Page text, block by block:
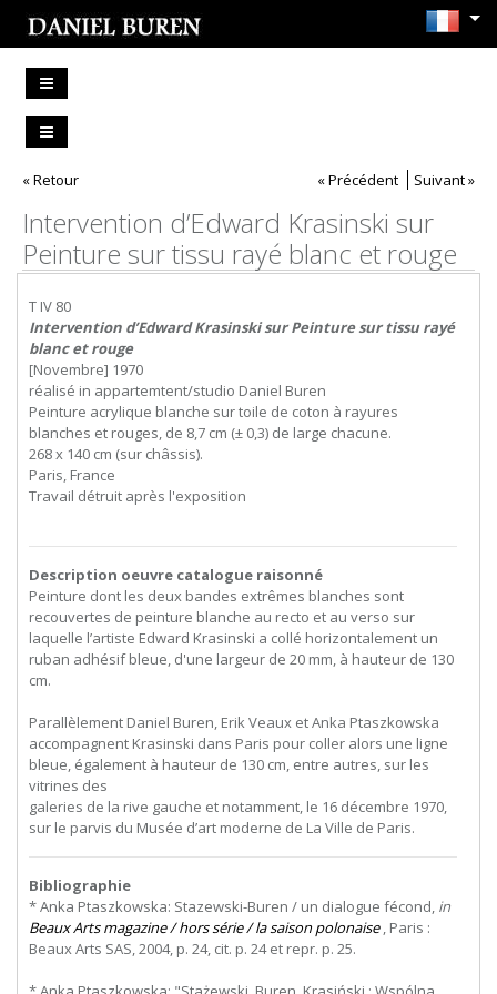
« Retour « Précédent Suivant »
Intervention d’Edward Krasinski sur
Peinture sur tissu rayé blanc et rouge
T IV 80
Intervention d’Edward Krasinski sur Peinture sur tissu rayé
blanc et rouge
[Novembre] 1970
réalisé in appartemtent/studio Daniel Buren
Peinture acrylique blanche sur toile de coton à rayures
blanches et rouges, de 8,7 cm (± 0,3) de large chacune.
268 x 140 cm (sur châssis).
Paris, France
Travail détruit après l'exposition
Description oeuvre catalogue raisonné
Peinture dont les deux bandes extrêmes blanches sont
recouvertes de peinture blanche au recto et au verso sur
laquelle l’artiste Edward Krasinski a collé horizontalement un
ruban adhésif bleue, d'une largeur de 20 mm, à hauteur de 130
cm.
Parallèlement Daniel Buren, ErikVeaux etAnka Ptaszkowska
accompagnent Krasinski dans Paris pour coller alors une ligne
bleue, également à hauteur de 130 cm, entre autres, sur les
vitrines des
galeries de la rive gauche et notamment, le 16 décembre 1970,
sur le parvis du Musée d’art moderne de La Ville de Paris.
Bibliographie
* Anka Ptaszkowska: Stazewski-Buren / un dialogue fécond, in
Beaux Arts magazine / hors série / la saison polonaise, Paris :
Beaux Arts SAS, 2004, p. 24, cit. p. 24 et repr. p. 25.